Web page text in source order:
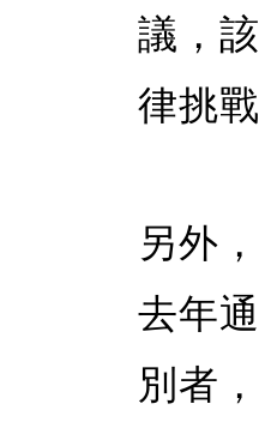
議，
律挑
另外
去年
別者